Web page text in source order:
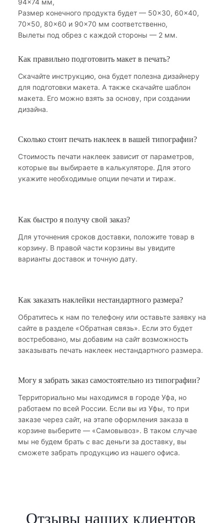
94×74 мм,
Размер конечного продукта будет — 50×30, 60×40,
70×50, 80×60 и 90×70 мм соответственно,
Вылеты под обрез с каждой стороны — 2 мм.
Как правильно подготовить макет в печать?
Скачайте инструкцию, она будет полезна дизайнеру
для подготовки макета. А также скачайте шаблон
макета. Его можно взять за основу, при создании
дизайна.
Сколько стоит печать наклеек в вашей типографии?
Стоимость печати наклеек зависит от параметров,
которые вы выбираете в калькуляторе. Для этого
укажите необходимые опции печати и тираж.
Как быстро я получу свой заказ?
Для уточнения сроков доставки, положите товар в
корзину. В правой части корзины вы увидите
варианты доставок и точную дату.
Как заказать наклейки нестандартного размера?
Обратитесь к нам по телефону или оставьте заявку на
сайте в разделе «Обратная связь». Если это будет
востребовано, мы добавим на сайт возможность
заказывать печать наклеек нестандартного размера.
Могу я забрать заказ самостоятельно из типографии?
Территориально мы находимся в городе Уфа, но
работаем по всей России. Если вы из Уфы, то при
заказе через сайт, на этапе оформления заказа в
корзине выберите — «Самовывоз». В таком случае
мы не будем брать с вас деньги за доставку, вы
сможете забрать продукцию из нашего офиса.
Отзывы наших клиентов